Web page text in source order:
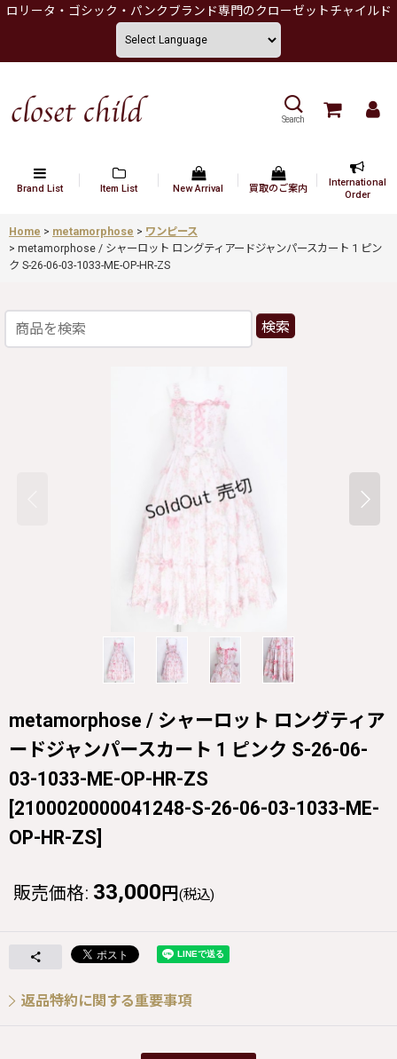
ロリータ・ゴシック・パンクブランド専門のクローゼットチャイルド
Search
Brand List Item List New Arrival 買取のご案内
International
Order
Home > metamorphose > ワンピース
> metamorphose / シャーロット ロングティアードジャンパースカート 1 ピン
ク S-26-06-03-1033-ME-OP-HR-ZS
検索
metamorphose / シャーロット ロングティア
ードジャンパースカート 1 ピンク S-26-06-
03-1033-ME-OP-HR-ZS
[2100020000041248-S-26-06-03-1033-ME-
OP-HR-ZS]
販売価格: 33,000 円 (税込)
返品特約に関する重要事項